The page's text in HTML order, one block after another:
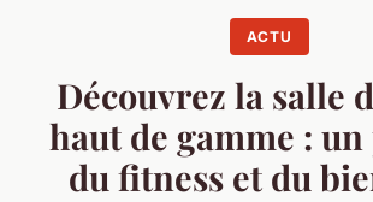
ACTU
Découvrez la salle
haut de gamme :
du fitness et du